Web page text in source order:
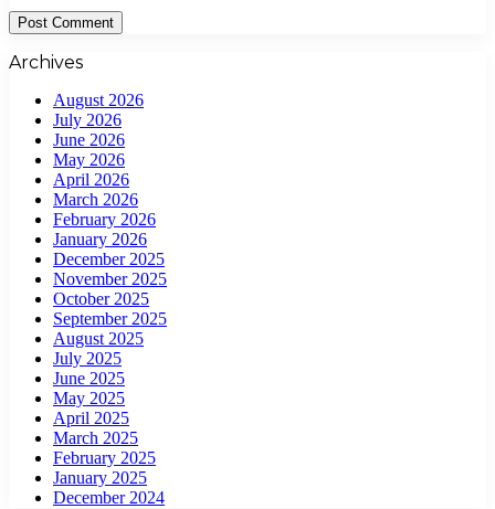
Archives
August 2026
July 2026
June 2026
May 2026
April 2026
March 2026
February 2026
January 2026
December 2025
November 2025
October 2025
September 2025
August 2025
July 2025
June 2025
May 2025
April 2025
March 2025
February 2025
January 2025
December 2024